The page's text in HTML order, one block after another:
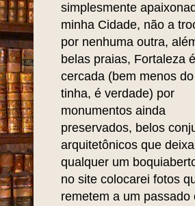
simplesmente
minha Cidade, não a
por nenhuma outra,
belas praias, Fortaleza é
cercada (bem menos
tinha, é verdade) por
monumentos ainda
preservados, belos
arquitetônicos que
qualquer um
no site colocarei fotos
remetem a um passado